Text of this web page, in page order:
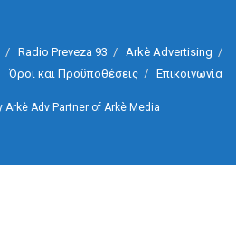
Radio Preveza 93
Arkè Advertising
Όροι και Προϋποθέσεις
Επικοινωνία
Arkè Adv Partner of Arkè Media